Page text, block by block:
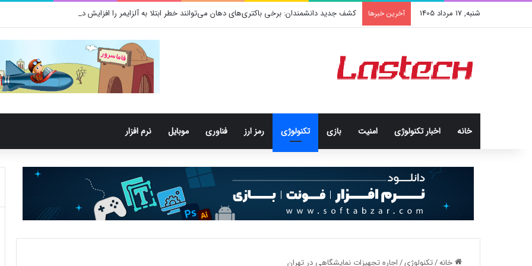
شنبه, 17 مرداد 1405 آخرین خبرها کشف جدید دانشمندان: برخی باکتری‌های دهان می‌توانند خطر ابتلا به آلزایمر را افزایش دهند
خانه اخبار تکنولوژی امنيت بازی تکنولوژی رمز ارز فناوری موبایل نرم افزار
خانه/تکنولوژی/اجاره تجهیزات نمایشگاهی در تهران